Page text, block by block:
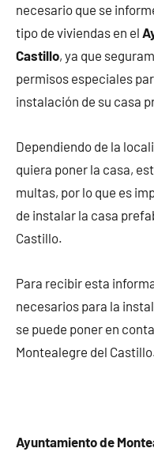
necesario que se
tipo de viviendas en el
Castillo, ya que
permisos especiales
instalación de su casa
Dependiendo de la
quiera poner la casa,
multas, por lo que es
de instalar la casa
Castillo.
Para recibir esta
necesarios para la
se puede poner en
Montealegre del
Ayuntamiento de